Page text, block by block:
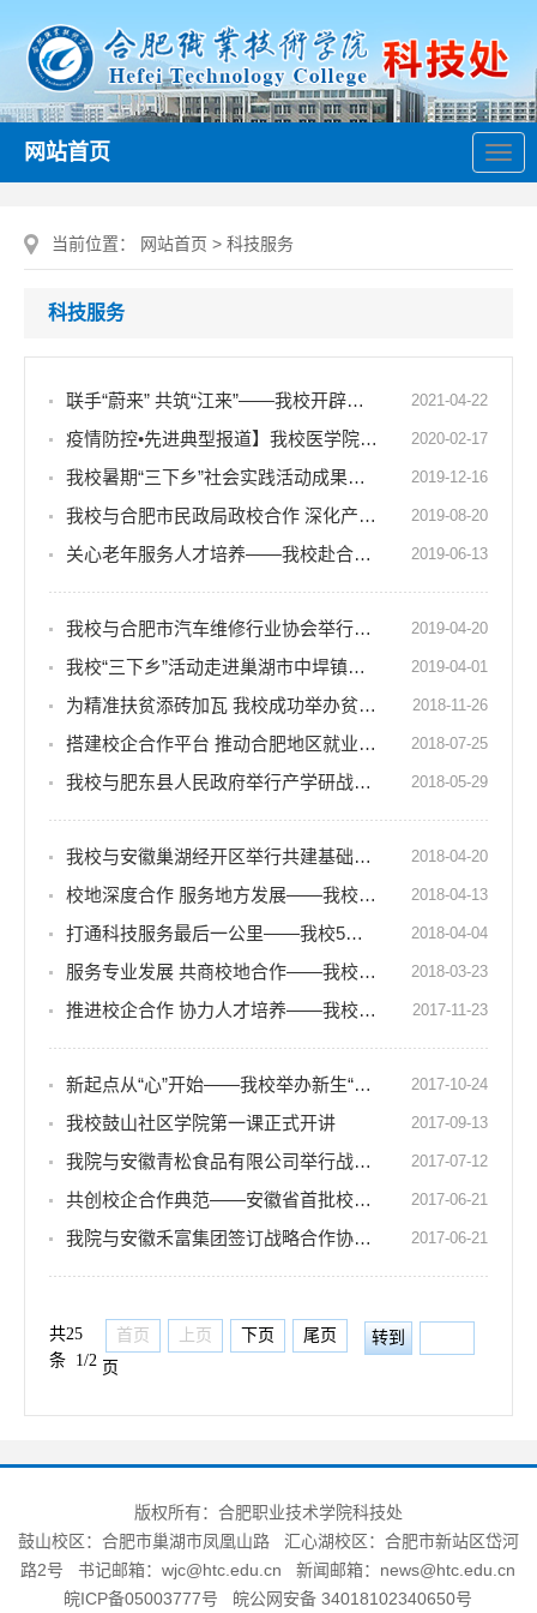
导
航
网站首页
当前位置： 网站首页 > 科技服务
科技服务
2021-04-22
联手“蔚来” 共筑“江来”——我校开辟校企合作新篇章
2020-02-17
疫情防控•先进典型报道】我校医学院19级社招学生为社区防疫保驾护航
2019-12-16
我校暑期“三下乡”社会实践活动成果丰硕
2019-08-20
我校与合肥市民政局政校合作 深化产教融合 服务地方社会
2019-06-13
关心老年服务人才培养——我校赴合肥市民政局洽谈老年服务人才培养校地合作事宜
2019-04-20
我校与合肥市汽车维修行业协会举行产学研合作签约仪式
2019-04-01
我校“三下乡”活动走进巢湖市中垾镇小联圩村
2018-11-26
为精准扶贫添砖加瓦 我校成功举办贫困村创业致富带头人培训班
2018-07-25
搭建校企合作平台 推动合肥地区就业——校领导到合肥汽车客运有限公司调研考查
2018-05-29
我校与肥东县人民政府举行产学研战略合作签约仪式
2018-04-20
我校与安徽巢湖经开区举行共建基础型人才培养基地签约仪式
2018-04-13
校地深度合作 服务地方发展——我校赴肥东县人民政府洽谈校地合作事宜
2018-04-04
打通科技服务最后一公里——我校5名教师入选巢湖市第七批科技特派员
2018-03-23
服务专业发展 共商校地合作——我校与巢湖中庙街道办事处洽谈校地合作事宜
2017-11-23
推进校企合作 协力人才培养——我校与安徽百姓缘大药房连锁有限公司签订战略合作协议
2017-10-24
新起点从“心”开始——我校举办新生“适应与发展”系列心理讲座
2017-09-13
我校鼓山社区学院第一课正式开讲
2017-07-12
我院与安徽青松食品有限公司举行战略合作签约仪式
2017-06-21
共创校企合作典范——安徽省首批校企合作示范基地落户我院
2017-06-21
我院与安徽禾富集团签订战略合作协议 携手共谋发展
共25
条 1/2
首页 上页 下页
尾页
页
版权所有：合肥职业技术学院科技处
鼓山校区：合肥市巢湖市凤凰山路 汇心湖校区：合肥市新站区岱河
路2号 书记邮箱：wjc@htc.edu.cn 新闻邮箱：news@htc.edu.cn
皖ICP备05003777号 皖公网安备 34018102340650号